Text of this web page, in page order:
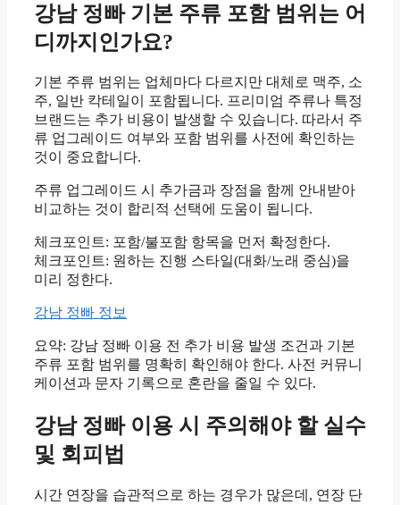
강남 정빠 기본 주류 포함 범위는 어
디까지인가요?
기본 주류 범위는 업체마다 다르지만 대체로 맥주, 소
주, 일반 칵테일이 포함됩니다. 프리미엄 주류나 특정
브랜드는 추가 비용이 발생할 수 있습니다. 따라서 주
류 업그레이드 여부와 포함 범위를 사전에 확인하는
것이 중요합니다.
주류 업그레이드 시 추가금과 장점을 함께 안내받아
비교하는 것이 합리적 선택에 도움이 됩니다.
체크포인트: 포함/불포함 항목을 먼저 확정한다.
체크포인트: 원하는 진행 스타일(대화/노래 중심)을
미리 정한다.
강남 정빠 정보
요약: 강남 정빠 이용 전 추가 비용 발생 조건과 기본
주류 포함 범위를 명확히 확인해야 한다. 사전 커뮤니
케이션과 문자 기록으로 혼란을 줄일 수 있다.
강남 정빠 이용 시 주의해야 할 실수
및 회피법
시간 연장을 습관적으로 하는 경우가 많은데, 연장 단